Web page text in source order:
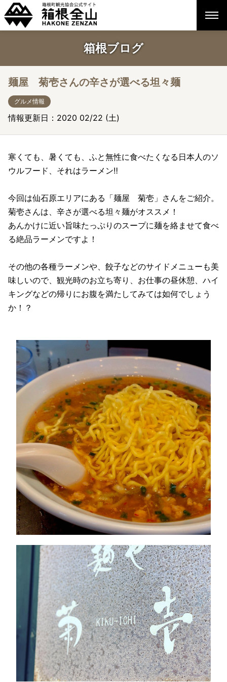
箱根ブログ
麺屋 菊壱さんの辛さが選べる坦々麺
グルメ情報
情報更新日：2020 02/22 (土)
寒くても、暑くても、ふと無性に食べたくなる日本人のソ
ウルフード、それはラーメン‼︎
今回は仙石原エリアにある「麺屋 菊壱」さんをご紹介。
菊壱さんは、辛さが選べる坦々麺がオススメ！
あんかけに近い旨味たっぷりのスープに麺を絡ませて食べ
る絶品ラーメンですよ！
その他の各種ラーメンや、餃子などのサイドメニューも美
味しいので、観光時のお立ち寄り、お仕事の昼休憩、ハイ
キングなどの帰りにお腹を満たしてみては如何でしょう
か！？